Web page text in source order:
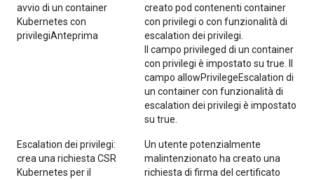
avvio di un container
Kubernetes con
privilegiAnteprima
creato pod contenenti container
con privilegi o con funzionalità di
escalation dei privilegi.
Il campo privileged di un container
con privilegi è impostato su true. Il
campo allowPrivilegeEscalation di
un container con funzionalità di
escalation dei privilegi è impostato
su true.
Escalation dei privilegi:
crea una richiesta CSR
Kubernetes per il
Un utente potenzialmente
malintenzionato ha creato una
richiesta di firma del certificato